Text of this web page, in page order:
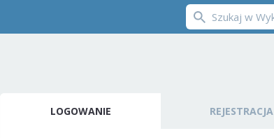
LOGOWANIE REJESTRACJA